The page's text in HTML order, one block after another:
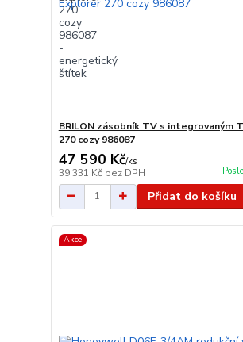
BRILON zásobník TV s integrovaným
270 cozy 986087
47 590 Kč/ks
39 331 Kč bez DPH
Přidat do košíku
Akce